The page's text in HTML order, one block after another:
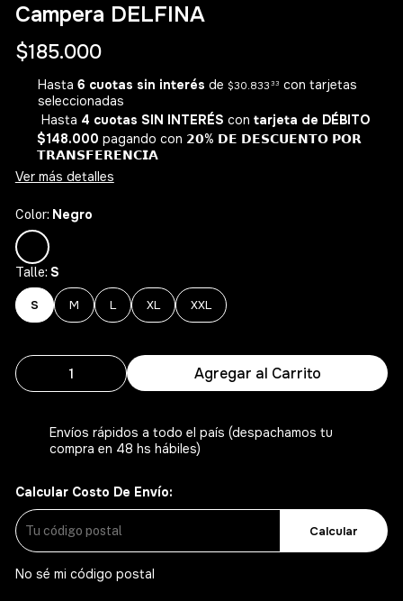
Campera DELFINA
$185.000
Hasta6 cuotas sin interés de $30.833 33 con tarjetas
seleccionadas
Hasta 4 cuotas SIN INTERÉS con tarjeta de DÉBITO
$148.000 pagando con 𝟮𝟬% 𝗗𝗘 𝗗𝗘𝗦𝗖𝗨𝗘𝗡𝗧𝗢 𝗣𝗢𝗥
𝗧𝗥𝗔𝗡𝗦𝗙𝗘𝗥𝗘𝗡𝗖𝗜𝗔
Ver más detalles
Color: Negro
Talle: S
S M L XL XXL
Agregar al Carrito
Envíos rápidos a todo el país (despachamos tu
compra en 48 hs hábiles)
Calcular Costo De Envío:
Calcular
No sé mi código postal